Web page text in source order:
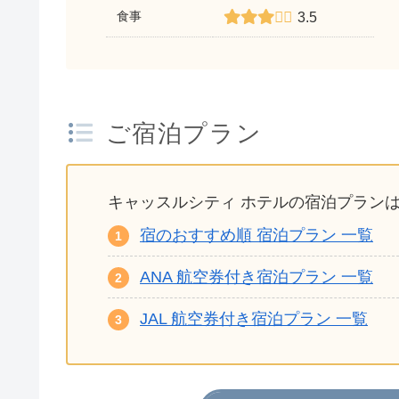
食事 3.5
ご宿泊プラン
キャッスルシティ ホテルの宿泊プラン
宿のおすすめ順 宿泊プラン 一覧
ANA 航空券付き宿泊プラン 一覧
JAL 航空券付き宿泊プラン 一覧